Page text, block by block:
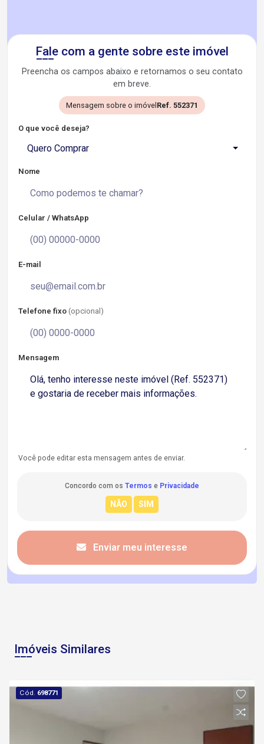
Fale com a gente sobre este imóvel
Preencha os campos abaixo e retornamos o seu contato
em breve.
Mensagem sobre o imóvel Ref. 552371
O que você deseja?
Quero Comprar
Nome
Celular / WhatsApp
E-mail
Telefone fixo (opcional)
Mensagem
Você pode editar esta mensagem antes de enviar.
Concordo com os Termos e Privacidade
Enviar meu interesse
Imóveis Similares
Cód. 698771